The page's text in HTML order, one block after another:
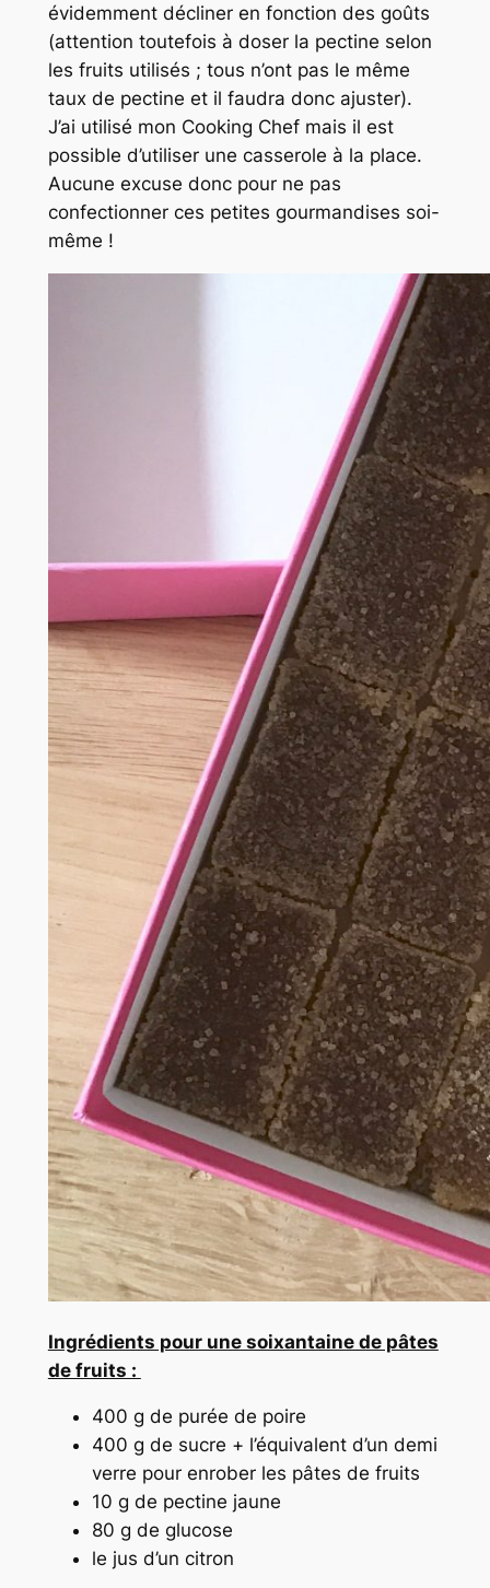
évidemment décliner en fonction des goûts
(attention toutefois à doser la pectine selon
les fruits utilisés ; tous n’ont pas le même
taux de pectine et il faudra donc ajuster).
J’ai utilisé mon Cooking Chef mais il est
possible d’utiliser une casserole à la place.
Aucune excuse donc pour ne pas
confectionner ces petites gourmandises soi-
même !
Ingrédients pour une soixantaine de pâtes
de fruits :
400 g de purée de poire
400 g de sucre + l’équivalent d’un demi
verre pour enrober les pâtes de fruits
10 g de pectine jaune
80 g de glucose
le jus d’un citron